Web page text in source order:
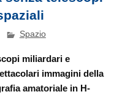
Spazio
miliardari e
immagini della
amatoriale in H-